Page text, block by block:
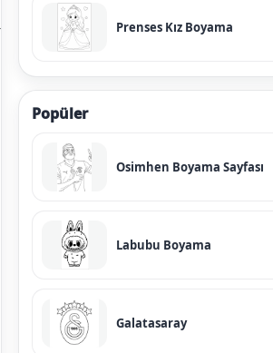
Prenses Kız Boyama
Popüler
Osimhen Boyama Sayfası
Labubu Boyama
Galatasaray